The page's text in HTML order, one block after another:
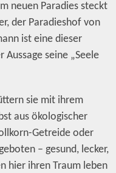
neuen Paradies steckt
der Paradieshof von
ist eine dieser
seine „Seele
sie mit ihrem
aus ökologischer
Getreide oder
– gesund, lecker,
hier ihren Traum leben